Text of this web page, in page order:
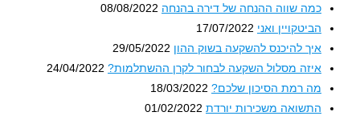
כמה שווה ההנחה של דירה בהנחה 08/08/2022
הביטקויין ואני 17/07/2022
איך להיכנס להשקעה בשוק ההון 29/05/2022
איזה מסלול השקעה לבחור לקרן ההשתלמות? 24/04/2022
מה רמת הסיכון שלכם? 18/03/2022
התשואה משכירות יורדת 01/02/2022